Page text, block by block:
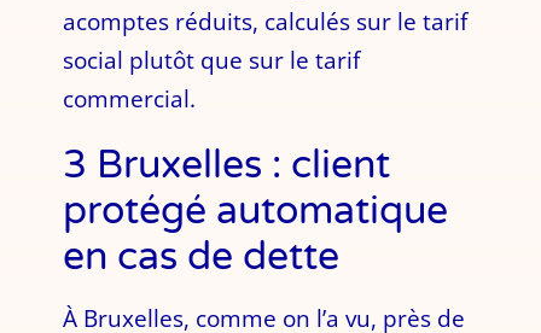
acomptes réduits, calculés sur le tarif
social plutôt que sur le tarif
commercial.
3 Bruxelles : client
protégé automatique
en cas de dette
À Bruxelles, comme on l’a vu, près de